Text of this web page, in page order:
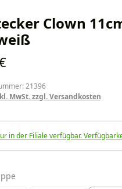
Clown
Preis:
21396
MwSt. zzgl. Versandkosten
in der Filiale verfügbar.